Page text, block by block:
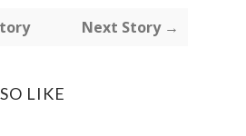
Next Story →
LIKE